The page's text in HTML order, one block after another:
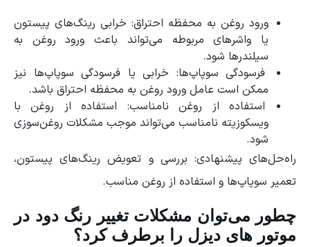
ورود روغن به محفظه احتراق: خرابی رینگ‌های پیستون
یا واشرهای مربوطه می‌تواند باعث ورود روغن به
سیلندرها شود.
فرسودگی سوپاپ‌ها: خرابی یا فرسودگی سوپاپ‌ها نیز
ممکن است عامل ورود روغن به محفظه احتراق باشد.
استفاده از روغن نامناسب: استفاده از روغن با
ویسکوزیته نامناسب می‌تواند موجب مشکلات روغن‌سوزی
شود.
راه‌حل‌های پیشنهادی: بررسی و تعویض رینگ‌های پیستون،
تعمیر سوپاپ‌ها و استفاده از روغن مناسب.
چطور می‌توان مشکلات تغییر رنگ دود در
موتور های دیزل را برطرف کرد؟